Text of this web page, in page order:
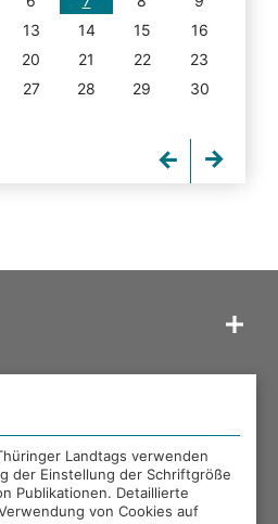
13 14 15
16
20 21 22
23
27 28 29
30
LANDTAGS
Landtags verwenden
der Einstellung der Schriftgröße
Publikationen. Detaillierte
von Cookies auf